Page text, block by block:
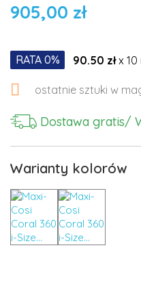
905,00 zł
RATA 0% 90.50 złx 10
 ostatnie sztuki w
Dostawa gratis/
Warianty kolorów